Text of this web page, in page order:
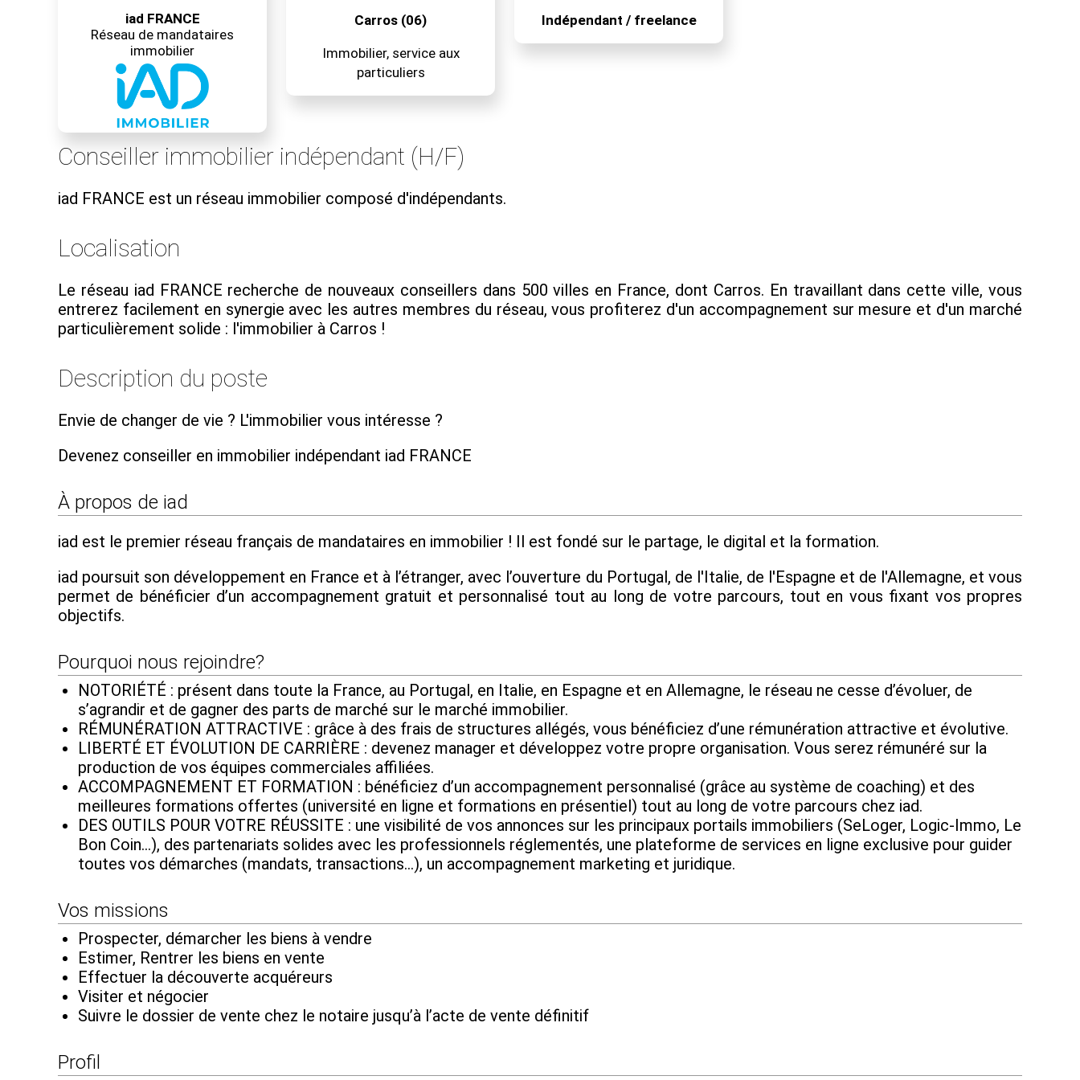
iad FRANCE
Réseau de mandataires
immobilier
Carros (06)
Immobilier, service aux
particuliers
Indépendant / freelance
Conseiller immobilier indépendant (H/F)
iad FRANCE est un réseau immobilier composé d'indépendants.
Localisation
Le réseau iad FRANCE recherche de nouveaux conseillers dans 500 villes en France, dont Carros. En travaillant dans cette ville, vous
entrerez facilement en synergie avec les autres membres du réseau, vous profiterez d'un accompagnement sur mesure et d'un marché
particulièrement solide : l'immobilier à Carros !
Description du poste
Envie de changer de vie ? L'immobilier vous intéresse ?
Devenez conseiller en immobilier indépendant iad FRANCE
À propos de iad
iad est le premier réseau français de mandataires en immobilier ! Il est fondé sur le partage, le digital et la formation.
iad poursuit son développement en France et à l’étranger, avec l’ouverture du Portugal, de l'Italie, de l'Espagne et de l'Allemagne, et vous
permet de bénéficier d’un accompagnement gratuit et personnalisé tout au long de votre parcours, tout en vous fixant vos propres
objectifs.
Pourquoi nous rejoindre?
NOTORIÉTÉ : présent dans toute la France, au Portugal, en Italie, en Espagne et en Allemagne, le réseau ne cesse d’évoluer, de
s’agrandir et de gagner des parts de marché sur le marché immobilier.
RÉMUNÉRATION ATTRACTIVE : grâce à des frais de structures allégés, vous bénéficiez d’une rémunération attractive et évolutive.
LIBERTÉ ET ÉVOLUTION DE CARRIÈRE : devenez manager et développez votre propre organisation. Vous serez rémunéré sur la
production de vos équipes commerciales affiliées.
ACCOMPAGNEMENT ET FORMATION : bénéficiez d’un accompagnement personnalisé (grâce au système de coaching) et des
meilleures formations offertes (université en ligne et formations en présentiel) tout au long de votre parcours chez iad.
DES OUTILS POUR VOTRE RÉUSSITE : une visibilité de vos annonces sur les principaux portails immobiliers (SeLoger, Logic-Immo, Le
Bon Coin...), des partenariats solides avec les professionnels réglementés, une plateforme de services en ligne exclusive pour guider
toutes vos démarches (mandats, transactions…), un accompagnement marketing et juridique.
Vos missions
Prospecter, démarcher les biens à vendre
Estimer, Rentrer les biens en vente
Effectuer la découverte acquéreurs
Visiter et négocier
Suivre le dossier de vente chez le notaire jusqu’à l’acte de vente définitif
Profil